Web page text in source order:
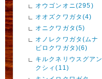
オウゴンオニ(295)
オオズクワガタ(4)
オニクワガタ(5)
オノレクワガタ(ムナ
ビロクワガタ)(6)
キルクネリウスグアン
クシィ(11)